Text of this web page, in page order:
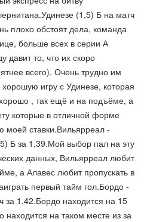
(1,5) Б на матч
плохо обстоят дела, команда
больше всех в серии А
давит то, что их скоро
всего). Очень трудно им
хорошую игру с Удинезе, которая
, так ещё и на подъёме, а
которые в отличной форме
моей ставки.Вильярреал -
Б за 1,39.Мой выбор пал на эту
данных, Вильярреал любит
а Алавес любит пропускать в
первый тайм гол.Бордо -
1,42.Бордо находится на 15
на таком месте из за